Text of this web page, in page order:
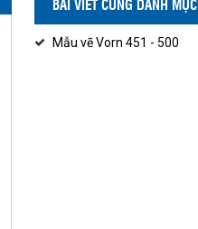
BÀI VIẾT CÙNG DANH MỤC
Mẫu vẽ Vorn 451 - 500